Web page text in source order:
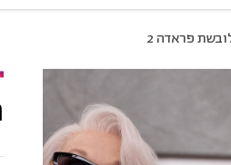
פראדה 2